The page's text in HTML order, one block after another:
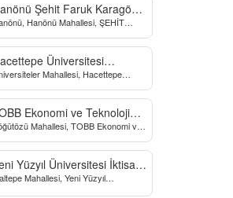
Şehit Faruk Karagöz
Bölge Ortaokulu
Hanönü Mahallesi, ŞEHİT
Kastamonu, Türkiye
Üniversitesi
Laboratuvarı
Mahallesi, Hacettepe
Çankaya/Ankara, Türkiye
Ekonomi ve Teknoloji
Mahallesi, TOBB Ekonomi ve
Ankara, Türkiye
Yüzyıl Üniversitesi İktisadi
İdari Bilimler Fakültesi
Mahallesi, Yeni Yüzyıl